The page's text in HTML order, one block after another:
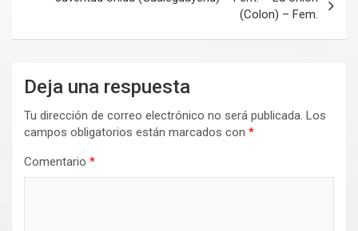
(Colon) – Fem.
Deja una respuesta
Tu dirección de correo electrónico no será publicada. Los
campos obligatorios están marcados con *
Comentario *